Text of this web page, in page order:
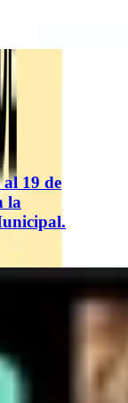
al 19 de
la